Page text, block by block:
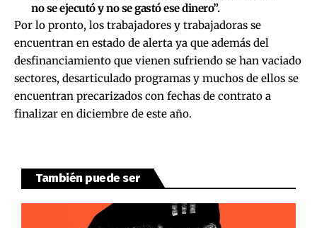
no se ejecutó y no se gastó ese dinero”.
Por lo pronto, los trabajadores y trabajadoras se
encuentran en estado de alerta ya que además del
desfinanciamiento que vienen sufriendo se han vaciado
sectores, desarticulado programas y muchos de ellos se
encuentran precarizados con fechas de contrato a
finalizar en diciembre de este año.
También puede ser